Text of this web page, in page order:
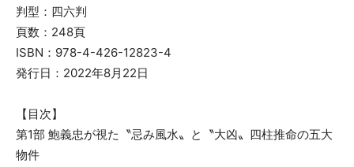
判型：四六判
頁数：248頁
ISBN：978-4-426-12823-4
発行日：2022年8月22日
【目次】
第1部 鮑義忠が視た〝忌み風水〟と〝大凶〟四柱推命の五大
物件